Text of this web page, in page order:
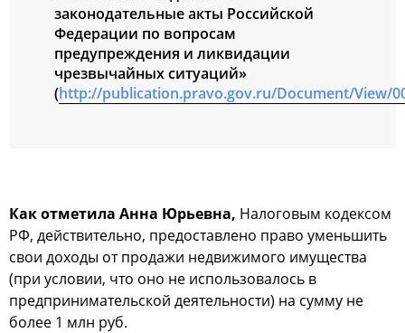
законодательные акты Российской
Федерации по вопросам
предупреждения и ликвидации
чрезвычайных ситуаций»
(http://publication.pravo.gov.ru/Document/View/
Как отметила Анна Юрьевна, Налоговым кодексом
РФ, действительно, предоставлено право уменьшить
свои доходы от продажи недвижимого имущества
(при условии, что оно не использовалось в
предпринимательской деятельности) на сумму не
более 1 млн руб.